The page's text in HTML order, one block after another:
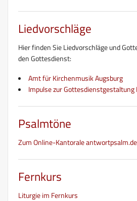
Liedvorschläge
Hier finden Sie Liedvorschläge und
den Gottesdienst:
Amt für Kirchenmusik Augsburg
Impulse zur Gottesdienstgestaltung
Psalmtöne
Zum Online-Kantorale antwortpsalm.de
Fernkurs
Liturgie im Fernkurs